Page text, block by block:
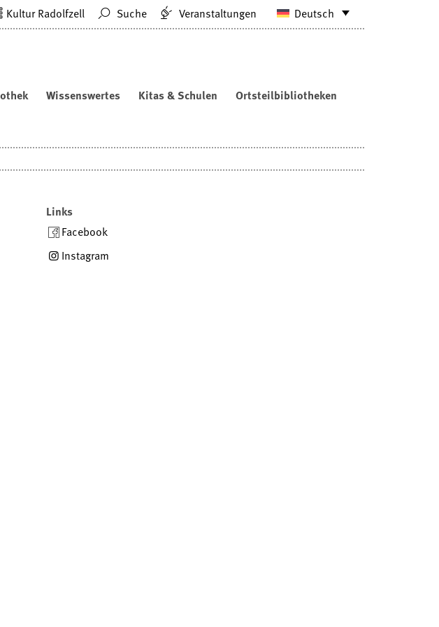
Deutsch
Kultur Radolfzell Suche Veranstaltungen
Wissenswertes Kitas & Schulen Ortsteilbibliotheken
Links
Facebook
Instagram